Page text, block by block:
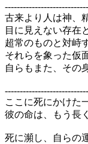
古来より人は神、
目に見えない存在
超常のものと対峙
それらを象った仮
自らもまた、その
ここに死にかけた
彼の命は、もう長
死に瀕し、自らの